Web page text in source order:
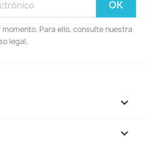
Para ello, consulte nuestra
legal.

